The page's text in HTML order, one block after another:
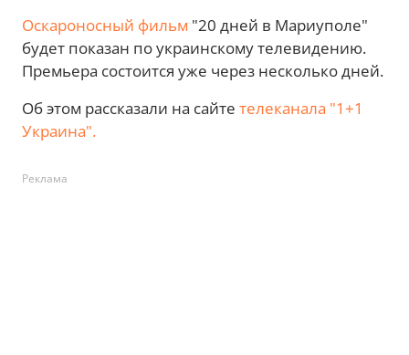
Оскароносный фильм "20 дней в Мариуполе"
будет показан по украинскому телевидению.
Премьера состоится уже через несколько дней.
Об этом рассказали на сайте телеканала "1+1
Украина".
Реклама